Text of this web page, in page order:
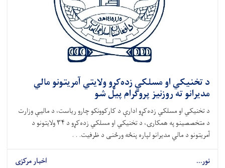
د تخنیکي او مسلکي زده‌کړو ولایتي آمریتونو مالي
مدیرانو ته روزنیز پروګرام پیل شو
د تخنیکي او مسلکي زده‌کړو ادارې د کارکوونکو چارو ریاست، د مالیې وزارت
د متخصصینو په همکارۍ، د تخنیکي او مسلکي زده‌کړو د ۳۴ ولایتونو د
آمریتونو د مالي مدیرانو لپاره پنځه ورځنی د ظرفیت. . .
نور... اخبار مرکزی